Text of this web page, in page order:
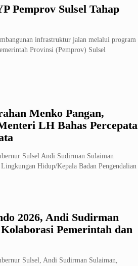
Pemprov Sulsel Tahap
infrastruktur jalan melalui program
Provinsi (Pemprov) Sulsel
Menko Pangan,
LH Bahas
Sulsel Andi Sudirman Sulaiman
Hidup/Kepala Badan Pengendalian
2026, Andi Sudirman
Pemerintah dan
Sulsel, Andi Sudirman Sulaiman,